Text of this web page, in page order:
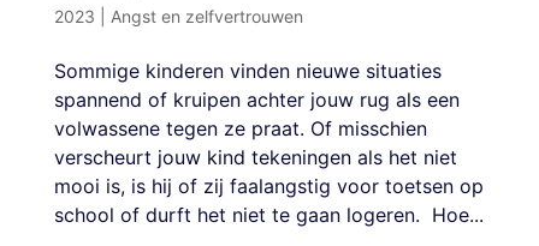
2023
Angst en zelfvertrouwen
Sommige kinderen vinden nieuwe situaties
spannend of kruipen achter jouw rug als een
volwassene tegen ze praat. Of misschien
verscheurt jouw kind tekeningen als het niet
mooi is, is hij of zij faalangstig voor toetsen op
school of durft het niet te gaan logeren. Hoe...